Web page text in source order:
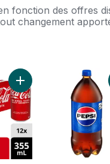
fonction des offres
changement
au panier
Ajouter Cola Fridge